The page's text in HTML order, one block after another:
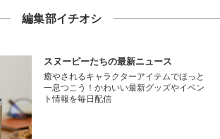
編集部イチオシ
スヌーピーたちの最新ニュース
癒やされるキャラクターアイテムでほっと
一息つこう！かわいい最新グッズやイベン
ト情報を毎日配信